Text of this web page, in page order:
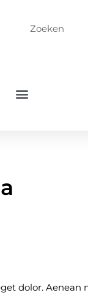
dolor. Aenean